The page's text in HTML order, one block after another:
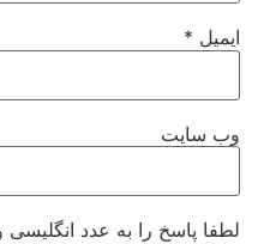
ایمیل *
وب‌ سایت
لطفا پاسخ را به عدد انگلیسی